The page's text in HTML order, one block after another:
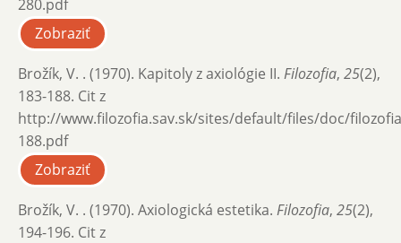
280.pdf
Zobraziť
Brožík, V. . (1970). Kapitoly z axiológie II. Filozofia, 25(2),
183-188. Cit z
http://www.filozofia.sav.sk/sites/default/files/doc/
188.pdf
Zobraziť
Brožík, V. . (1970). Axiologická estetika. Filozofia, 25(2),
194-196. Cit z